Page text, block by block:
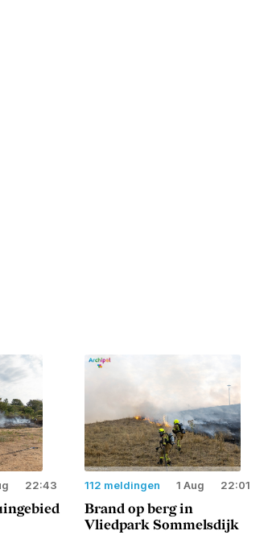
22:43 112 meldingen 1 Aug 22:01
Brand op berg in
Vliedpark Sommelsdijk